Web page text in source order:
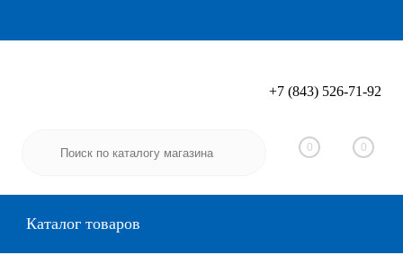
Вход Регистрация
+7 (843) 526-71-92
0 0
Каталог товаров